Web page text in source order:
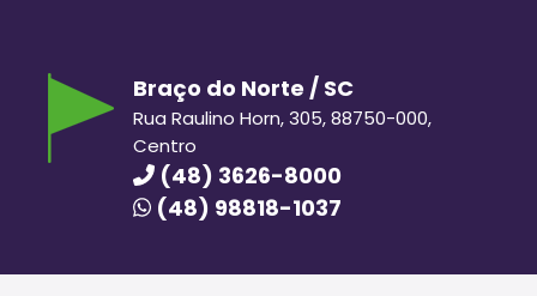
Braço do Norte / SC
Rua Raulino Horn, 305, 88750-000,
Centro
(48) 3626-8000
(48) 98818-1037